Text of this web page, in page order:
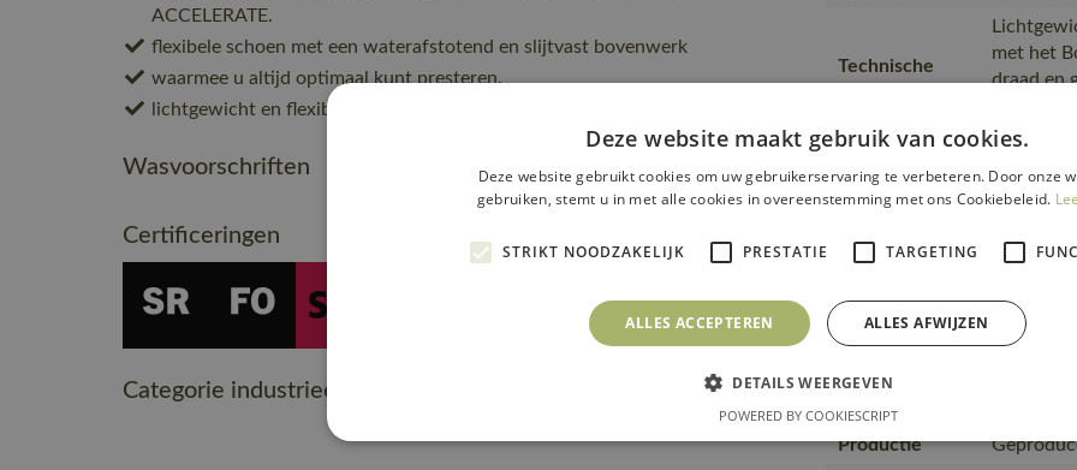
ACCELERATE.
flexibele schoen met een waterafstotend en slijtvast bovenwerk
waarmee u altijd optimaal kunt presteren.
lichtgewicht en flexibele EVA-tussenzool vo
Wasvoorschriften
Certificeringen
Categorie industrieel onderhoud
Technische
met het
draad en
Merk
Tekst usp
en
verpakking
Van
met
Productie
Deze website maakt gebruik van cookies.
Deze website gebruikt cookies om uw gebruikerservaring te verbeteren. Door onze
gebruiken, stemt u in met alle cookies in overeenstemming met ons Cookiebeleid.
STRIKT NOODZAKELIJK PRESTATIE TARGETING
ALLES ACCEPTEREN ALLES AFWIJZEN
DETAILS WEERGEVEN
POWERED BY COOKIESCRIPT